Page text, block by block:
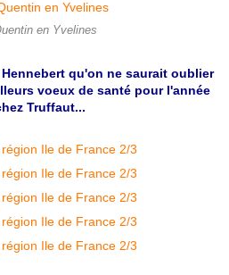
en Yvelines
qu'on ne saurait oublier
voeux de santé pour l'année
Truffaut...